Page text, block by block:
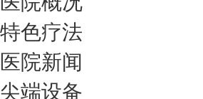
特色疗法
医院新闻
尖端设备